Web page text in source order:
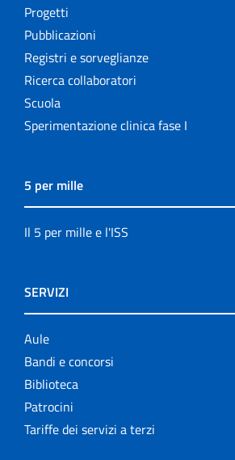
Progetti
Pubblicazioni
Registri e sorveglianze
Ricerca collaboratori
Scuola
Sperimentazione clinica fase I
5 per mille
Il 5 per mille e l'ISS
SERVIZI
Aule
Bandi e concorsi
Biblioteca
Patrocini
Tariffe dei servizi a terzi